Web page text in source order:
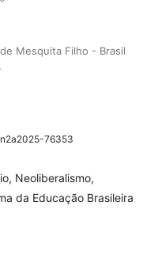
Mesquita Filho - Brasil
76353
Neoliberalismo,
da Educação Brasileira